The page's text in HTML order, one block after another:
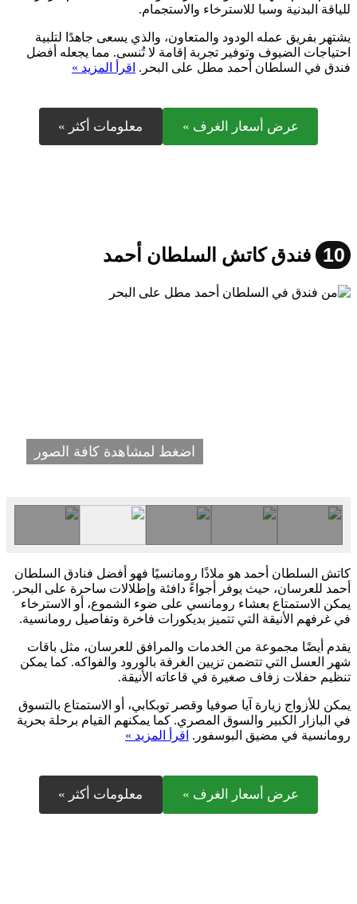
للياقة البدنية وسبا للاسترخاء والاستجمام.
يشتهر بفريق عمله الودود والمتعاون، والذي يسعى جاهدًا لتلبية
احتياجات الضيوف وتوفير تجربة إقامة لا تُنسى. مما يجعله أفضل
فندق في السلطان أحمد مطل على البحر. اقرأ المزيد »
عرض أسعار الغرف » معلومات أكثر »
10 فندق كاتش السلطان أحمد
اضغط لمشاهدة كافة الصور
كاتش السلطان أحمد هو ملاذًا رومانسيًا فهو أفضل فنادق السلطان
أحمد للعرسان، حيث يوفر أجواءً دافئة وإطلالات ساحرة على البحر.
يمكن الاستمتاع بعشاء رومانسي على ضوء الشموع، أو الاسترخاء
في غرفهم الأنيقة التي تتميز بديكورات فاخرة وتفاصيل رومانسية.
يقدم أيضًا مجموعة من الخدمات والمرافق للعرسان، مثل باقات
شهر العسل التي تتضمن تزيين الغرفة بالورود والفواكه. كما يمكن
تنظيم حفلات زفاف صغيرة في قاعاته الأنيقة.
يمكن للأزواج زيارة آيا صوفيا وقصر توبكابي، أو الاستمتاع بالتسوق
في البازار الكبير والسوق المصري. كما يمكنهم القيام برحلة بحرية
رومانسية في مضيق البوسفور. اقرأ المزيد »
عرض أسعار الغرف » معلومات أكثر »